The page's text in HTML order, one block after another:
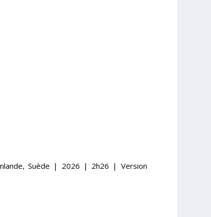
Suède | 2026 | 2h26 | Version